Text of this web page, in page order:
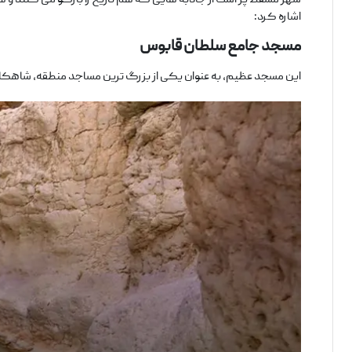
اشاره کرد:
مسجد جامع سلطان قابوس
این مسجد عظیم، به‌ عنوان یکی از بزرگ ‌ترین مساجد منطقه،